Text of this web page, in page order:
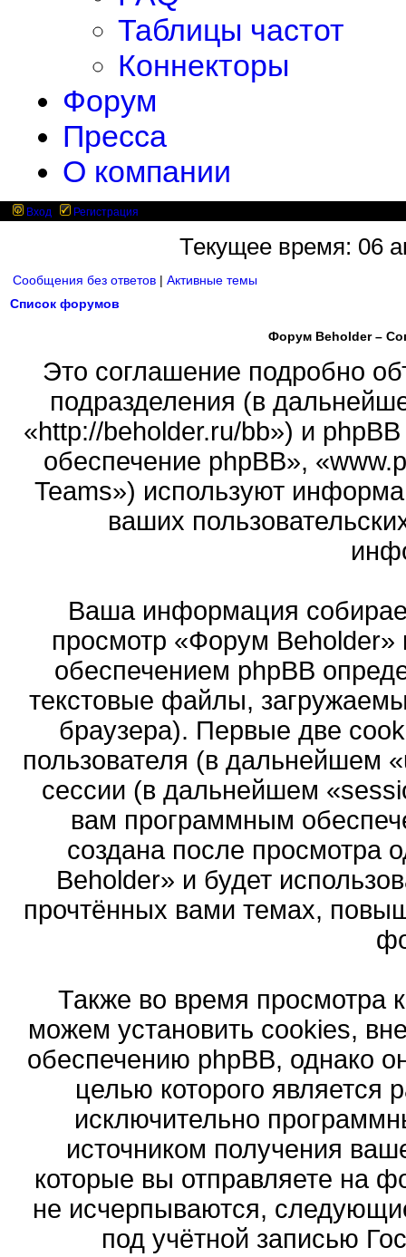
Таблицы частот
Коннекторы
Форум
Пресса
О компании
Вход Регистрация
Текущее время: 06
Сообщения без ответов | Активные темы
Список форумов
Форум Beholder –
Это соглашение подробно
подразделения (в
«http://beholder.ru/bb») и
обеспечение phpBB»,
Teams») используют
ваших
Ваша информация
просмотр «Форум
обеспечением phpBB
текстовые файлы,
браузера). Первые две
пользователя (в дальнейшем
сессии (в дальнейшем
вам программным
создана после просмотра
Beholder» и будет
прочтённых вами темах,
Также во время
можем установить cookies,
обеспечению phpBB, однако
целью которого является
исключительно
источником получения
которые вы отправляете на
не исчерпываются,
под учётной записью